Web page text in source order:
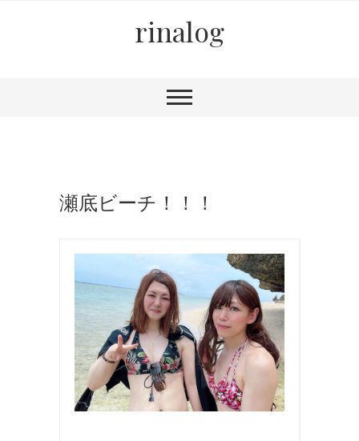
rinalog
瀬底ビーチ！！！